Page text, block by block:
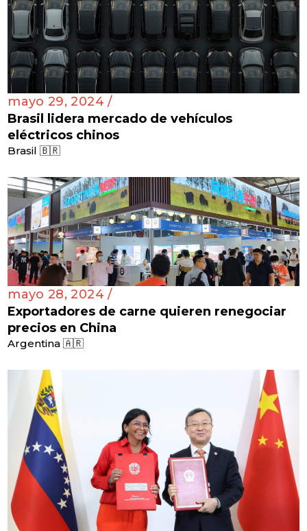
mayo 29, 2024 /
Brasil lidera mercado de vehículos
eléctricos chinos
Brasil 🇧🇷
mayo 28, 2024 /
Exportadores de carne quieren renegociar
precios en China
Argentina 🇦🇷